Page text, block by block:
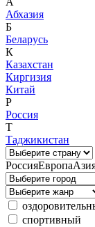
Абхазия
Б
Беларусь
К
Казахстан
Киргизия
Китай
Р
Россия
Т
Таджикистан
РоссияЕвропа
спортивный